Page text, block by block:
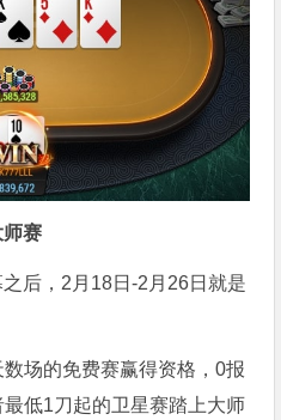
师赛
后，2月18日-2月26日就是
场的免费赛赢得资格，0报
低1刀起的卫星赛踏上大师